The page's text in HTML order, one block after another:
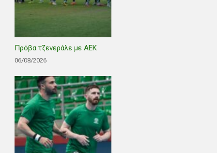
Πρόβα τζενεράλε με ΑΕΚ
06/08/2026